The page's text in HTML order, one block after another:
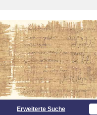
Erweiterte Suche